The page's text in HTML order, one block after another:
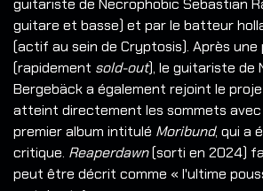
guitariste de Necrophobic Sebastian
guitare et basse) et par le batteur
(actif au sein de Cryptosis). Après une
(rapidement sold-out), le guitariste de
Bergebäck a également rejoint le
atteint directement les sommets avec
premier album intitulé Moribund, qui a
critique. Reaperdawn(sorti en 2024)
peut être décrit comme « l'ultime